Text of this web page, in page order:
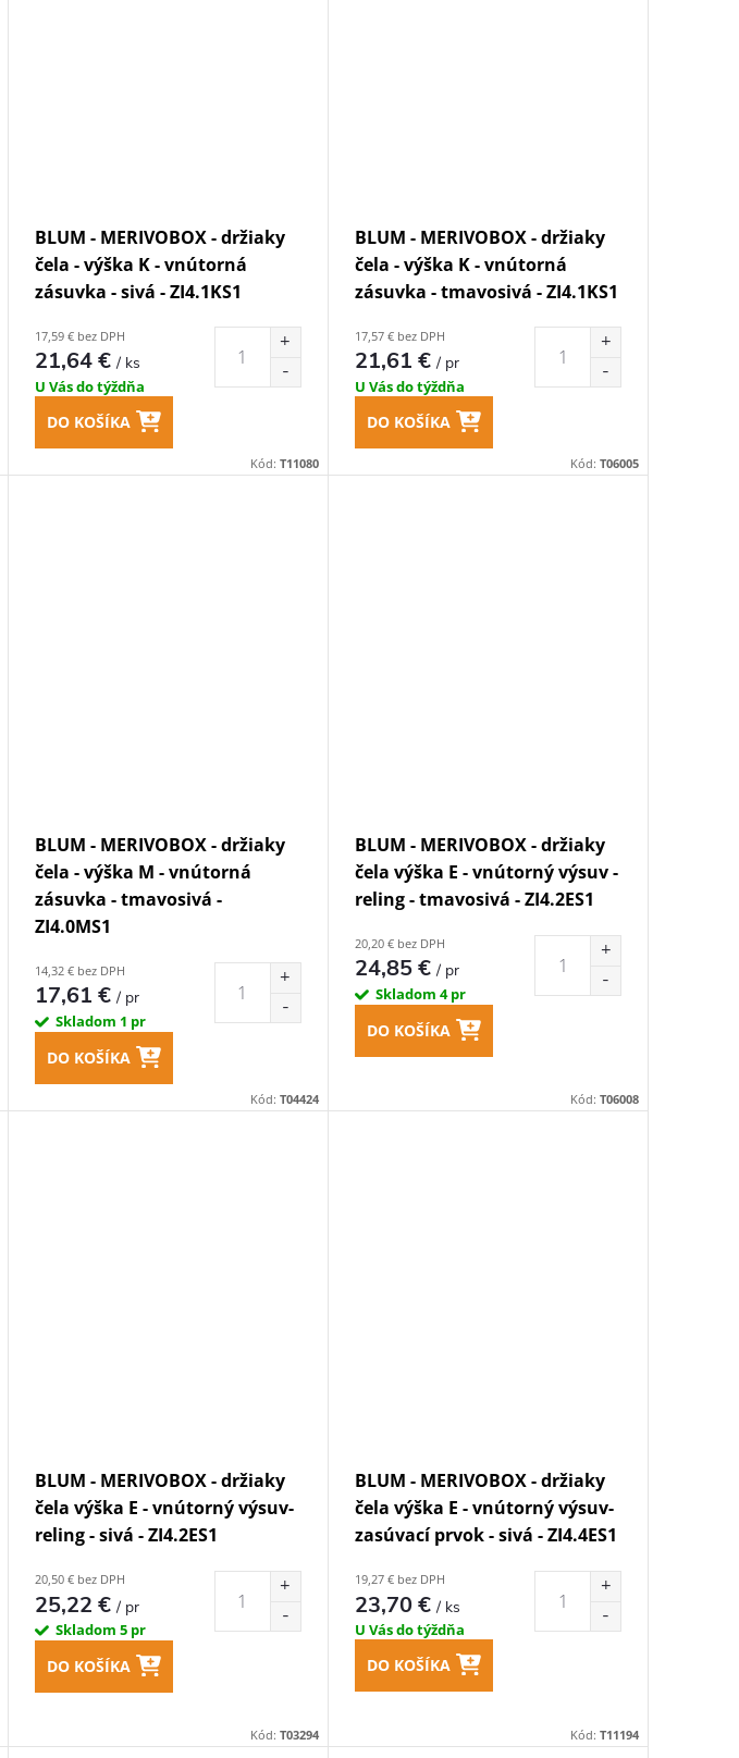
BLUM - MERIVOBOX - držiaky
čela - výška K - vnútorná
zásuvka - sivá - ZI4.1KS1
17,59 € bez DPH
21,64 €/ ks
U Vás do týždňa
DO KOŠÍKA
Kód: T11080
BLUM - MERIVOBOX - držiaky
čela - výška K - vnútorná
zásuvka - tmavosivá - ZI4.1KS1
17,57 € bez DPH
21,61 €/ pr
U Vás do týždňa
DO KOŠÍKA
Kód: T06005
BLUM - MERIVOBOX - držiaky
čela - výška M - vnútorná
zásuvka - tmavosivá -
ZI4.0MS1
14,32 € bez DPH
17,61 €/ pr
Skladom 1 pr
DO KOŠÍKA
Kód: T04424
BLUM - MERIVOBOX - držiaky
čela výška E - vnútorný výsuv -
reling - tmavosivá - ZI4.2ES1
20,20 € bez DPH
24,85 €/ pr
Skladom 4 pr
DO KOŠÍKA
Kód: T06008
BLUM - MERIVOBOX - držiaky
čela výška E - vnútorný výsuv-
reling - sivá - ZI4.2ES1
20,50 € bez DPH
25,22 €/ pr
Skladom 5 pr
DO KOŠÍKA
Kód: T03294
BLUM - MERIVOBOX - držiaky
čela výška E - vnútorný výsuv-
zasúvací prvok - sivá - ZI4.4ES1
19,27 € bez DPH
23,70 €/ ks
U Vás do týždňa
DO KOŠÍKA
Kód: T11194